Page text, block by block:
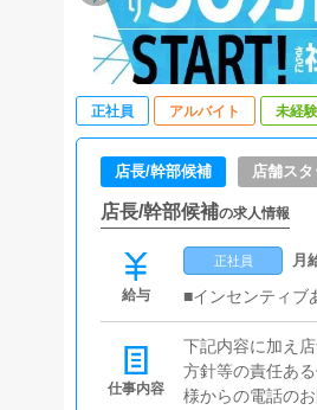
正社員 アルバイト 未経
店長/幹部候補 店舗スタ
店長/幹部候補の求人情報
給与
正社員 月
■インセンティブ
仕事内容
下記内容に加え
方針等の責任あ
様からの電話の